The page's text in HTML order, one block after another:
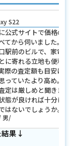
S22
公式サイトで価格の目
てから伺いました。武
駅前のビルで、家電を
に寄れる立地も便利で
際の査定額も目安に近
っていたより高め。量
定は厳しめと聞きます
態が良ければ十分に狙
はないでしょうか。
男
結果↓